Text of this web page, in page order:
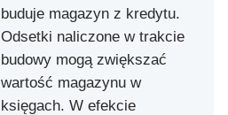
buduje magazyn z kredytu.
Odsetki naliczone w trakcie
budowy mogą zwiększać
wartość magazynu w
księgach. W efekcie